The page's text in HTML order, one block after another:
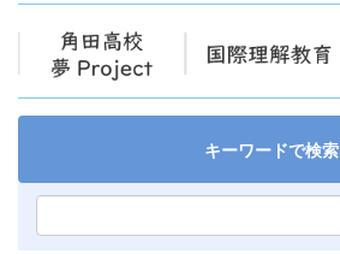
キーワードで検索